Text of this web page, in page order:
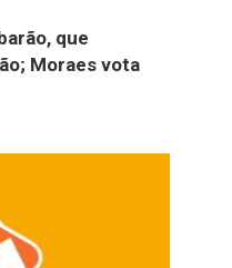
que
Moraes vota